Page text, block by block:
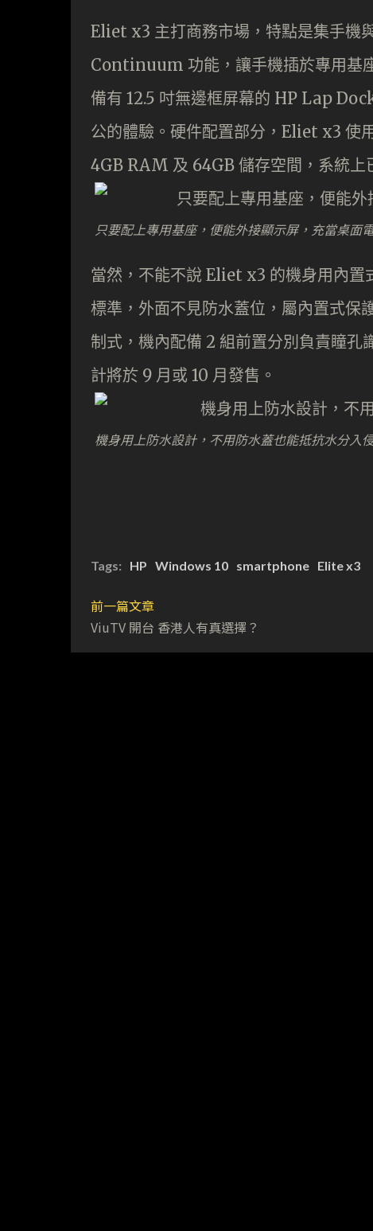
Eliet x3 主打商務市場，特點是集手機
Continuum 功能，讓手機插於專用基
備有 12.5 吋無邊框屏幕的 HP Lap
公的體驗。硬件配置部分，Eliet x3
4GB RAM 及 64GB 儲存空間，系統
只要配上專用基座，便能外接顯示屏，充當桌面
當然，不能不說 Eliet x3 的機身用內
標準，外面不見防水蓋位，屬內置式保
制式，機內配備 2 組前置分別負責瞳孔
計將於 9 月或 10 月發售。
機身用上防水設計，不用防水蓋也能抵抗水分入
Tags: HP Windows 10 smartphone Elite x3
前一篇文章
ViuTV 開台 香港人有真選擇？